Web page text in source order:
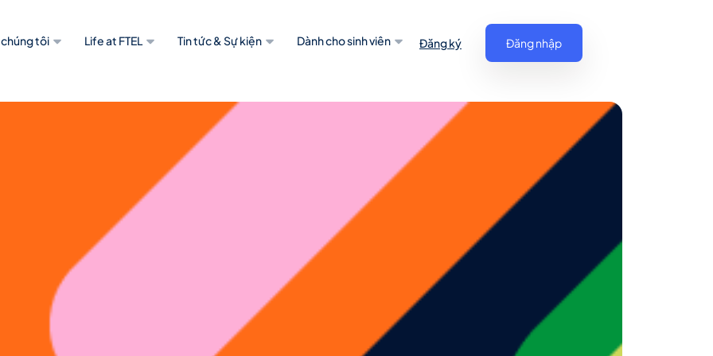
tôi Life at FTEL Tin tức & Sự kiện Dành cho sinh viên Đăng ký Đăng nhập